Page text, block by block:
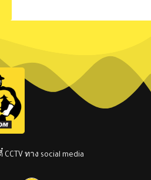
ทาง social media